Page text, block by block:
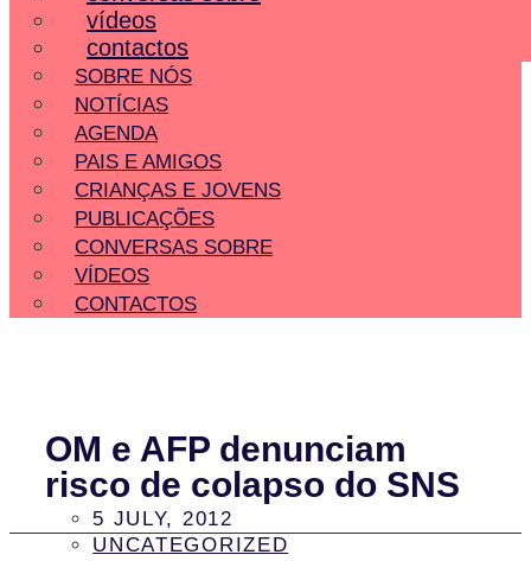
vídeos
contactos
SOBRE NÓS
NOTÍCIAS
AGENDA
PAIS E AMIGOS
CRIANÇAS E JOVENS
PUBLICAÇÕES
CONVERSAS SOBRE
VÍDEOS
CONTACTOS
OM e AFP denunciam
risco de colapso do SNS
5 JULY, 2012
UNCATEGORIZED